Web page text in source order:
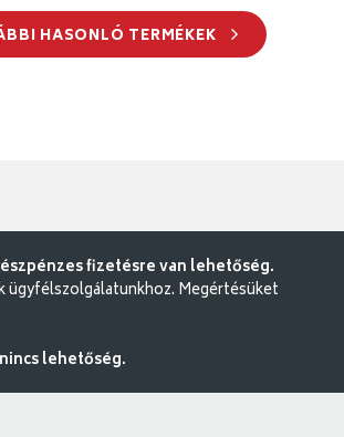
HASONLÓ TERMÉKEK
fizetésre van lehetőség.
ügyfélszolgálatunkhoz. Megértésüket
lehetőség.